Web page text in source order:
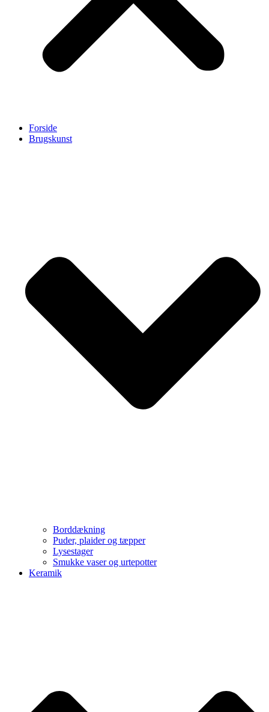
Forside
Brugskunst
Borddækning
Puder, plaider og tæpper
Lysestager
Smukke vaser og urtepotter
Keramik